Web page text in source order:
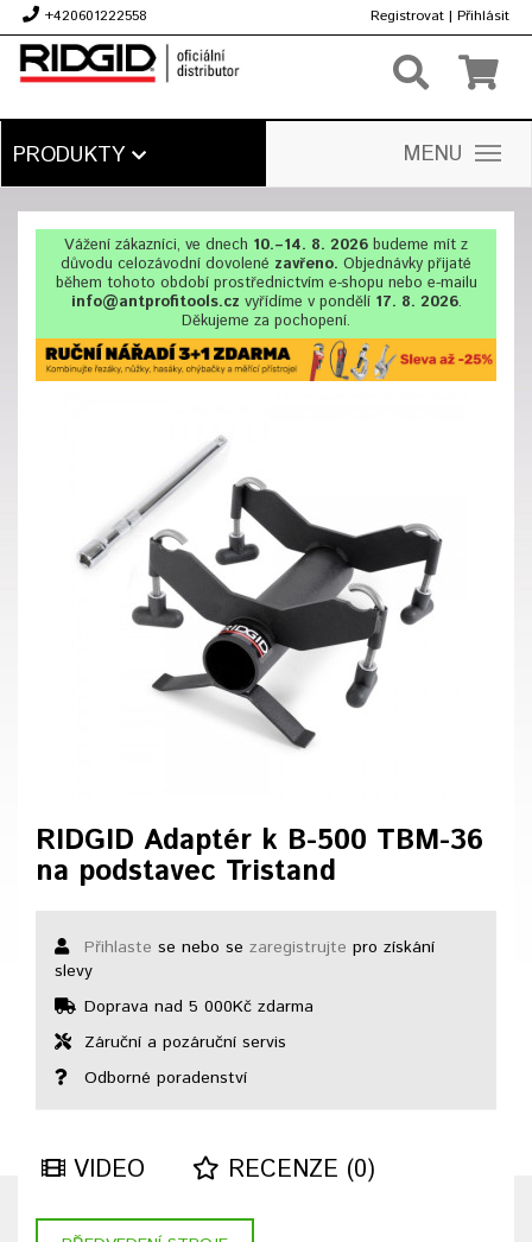
+420601222558 Registrovat | Přihlásit
PRODUKTY MENU
Vážení zákazníci, ve dnech 10.–14. 8. 2026 budeme mít z
důvodu celozávodní dovolené zavřeno. Objednávky přijaté
během tohoto období prostřednictvím e-shopu nebo e-mailu
info@antprofitools.cz vyřídíme v pondělí 17. 8. 2026.
Děkujeme za pochopení.
RIDGID Adaptér k B-500 TBM-36
na podstavec Tristand
Přihlaste se nebo se zaregistrujte pro získání
slevy
Doprava nad 5 000Kč zdarma
Záruční a pozáruční servis
Odborné poradenství
VIDEO RECENZE (0)